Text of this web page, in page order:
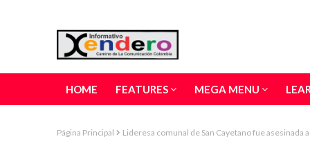
HOME FEATURES MEGA MENU
Página Principal Lideresa comunal de San Cayetano fue asesinada